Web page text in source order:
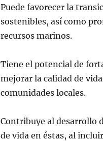
Puede favorecer la
sostenibles, así como
recursos marinos.
Tiene el potencial de
mejorar la calidad de
comunidades locales.
Contribuye al desarrollo
de vida en éstas, al